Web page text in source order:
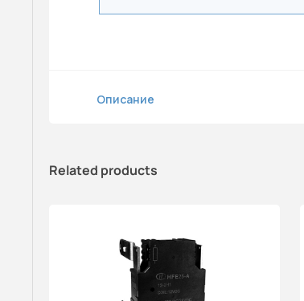
Описание
Related products